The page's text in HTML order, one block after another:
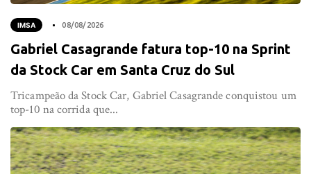
IMSA 08/08/2026
Gabriel Casagrande fatura top-10 na Sprint
da Stock Car em Santa Cruz do Sul
Tricampeão da Stock Car, Gabriel Casagrande conquistou um
top-10 na corrida que...